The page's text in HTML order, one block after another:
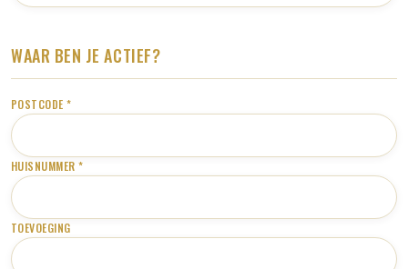
WAAR BEN JE ACTIEF?
POSTCODE *
HUISNUMMER *
TOEVOEGING